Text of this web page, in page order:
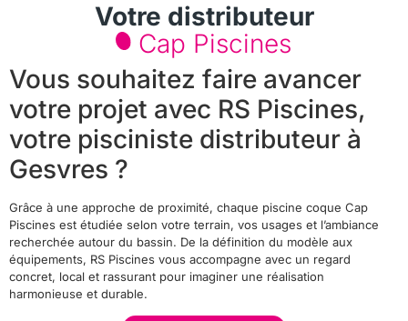
Votre distributeur
Cap Piscines
Vous souhaitez faire avancer
votre projet avec RS Piscines,
votre pisciniste distributeur à
Gesvres ?
Grâce à une approche de proximité, chaque piscine coque Cap
Piscines est étudiée selon votre terrain, vos usages et l’ambiance
recherchée autour du bassin. De la définition du modèle aux
équipements, RS Piscines vous accompagne avec un regard
concret, local et rassurant pour imaginer une réalisation
harmonieuse et durable.